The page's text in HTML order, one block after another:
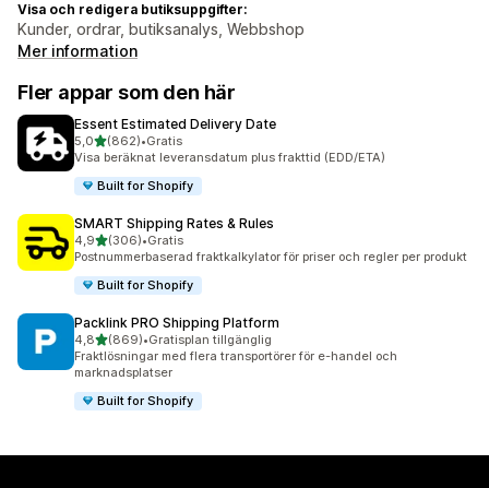
Visa och redigera butiksuppgifter:
Kunder, ordrar, butiksanalys, Webbshop
Mer information
Fler appar som den här
Essent Estimated Delivery Date
5,0av 5 stjärnor
(862)
862 recensioner totalt
•Gratis
Visa beräknat leveransdatum plus frakttid (EDD/ETA)
Built for Shopify
SMART Shipping Rates & Rules
4,9av 5 stjärnor
(306)
306 recensioner totalt
•Gratis
Postnummerbaserad fraktkalkylator för priser och regler per produkt
Built for Shopify
Packlink PRO Shipping Platform
4,8av 5 stjärnor
(869)
869 recensioner totalt
•Gratisplan tillgänglig
Fraktlösningar med flera transportörer för e-handel och
marknadsplatser
Built for Shopify